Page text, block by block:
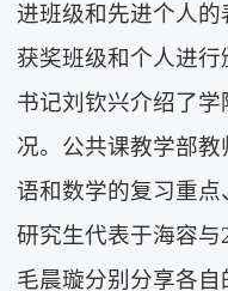
进班级和先进个人
获奖班级和个人进
书记刘钦兴介绍了
况。公共课教学部
语和数学的复习重
研究生代表于海容
毛晨璇分别分享各自